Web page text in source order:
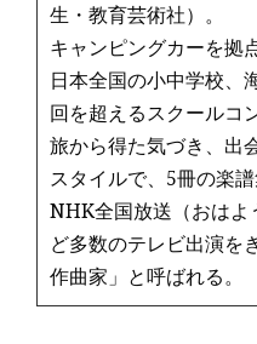
生・教育芸術社）。
キャンピングカーを拠
日本全国の小中学校、
回を超えるスクールコ
旅から得た気づき、出
スタイルで、5冊の楽譜
NHK全国放送（おは
ど多数のテレビ出演を
作曲家」と呼ばれる。